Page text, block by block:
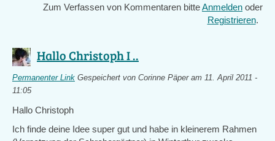
Zum Verfassen von Kommentaren bitteAnmelden oder
Registrieren.
Hallo Christoph I ..
Permanenter Link Gespeichert von Corinne Päperam 11. April 2011 -
11:05
Hallo Christoph
Ich finde deine Idee super gut und habe in kleinerem Rahmen